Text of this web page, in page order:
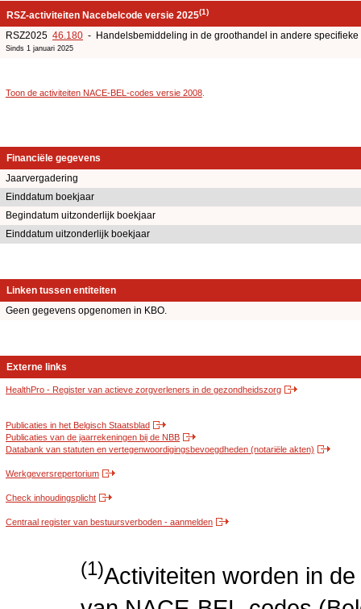
RSZ-activiteiten Nacebelcode versie 2025(1)
RSZ2025 46.180 - Handelsbemiddeling in de groothandel in andere specifieke
Sinds 1 januari 2025
Toon de activiteiten NACE-BEL-codes versie 2008
Financiële gegevens
Jaarvergadering
Einddatum boekjaar
Begindatum uitzonderlijk boekjaar
Einddatum uitzonderlijk boekjaar
Linken tussen entiteiten
Geen gegevens opgenomen in KBO.
Externe links
HealthPro - Register van actieve zorgverleners in de gezondheidszorg
Publicaties in het Belgisch Staatsblad
Publicaties van de jaarrekeningen bij de NBB
Databank van statuten en vertegenwoordigingsbevoegdheden (notariële akten)
Werkgeversrepertorium
Check inhoudingsplicht
Centraal register van bestuursverboden - aanmelden
(1)Activiteiten worden in